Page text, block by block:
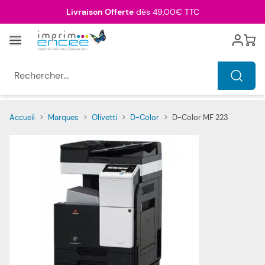
Livraison Offertedès 49,00€ TTC
Menu Cart
Accueil > Marques > Olivetti > D-Color > D-Color MF 223